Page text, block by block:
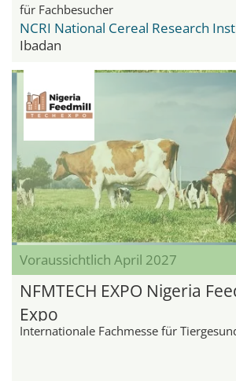
für Fachbesucher
NCRI National Cereal Research
Ibadan
Voraussichtlich April 2027
NFMTECH EXPO Nigeria
Expo
Internationale Fachmesse für